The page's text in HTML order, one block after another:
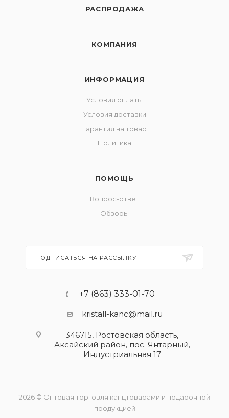
РАСПРОДАЖА
КОМПАНИЯ
ИНФОРМАЦИЯ
Условия оплаты
Условия доставки
Гарантия на товар
Политика
ПОМОЩЬ
Вопрос-ответ
Обзоры
ПОДПИСАТЬСЯ НА РАССЫЛКУ
+7 (863) 333-01-70
kristall-kanc@mail.ru
346715, Ростовская область​,
Аксайский район, пос. Янтарный,
Индустриальная 17
2026 © Оптовая торговля канцтоварами и подарочной
продукцией